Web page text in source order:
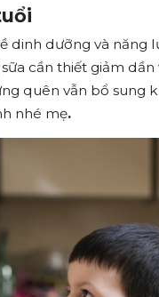
dinh dưỡng và năng
cần thiết giảm
quên vẫn bổ sung
nhé mẹ.